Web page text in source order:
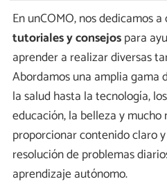
En unCOMO, nos dedicamos
tutoriales y consejospara
aprender a realizar diversas
Abordamos una amplia gama
la salud hasta la tecnología,
educación, la belleza y
proporcionar contenido claro
resolución de problemas
aprendizaje autónomo.